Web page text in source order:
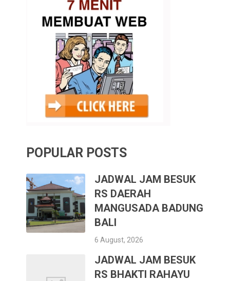
POPULAR POSTS
JADWAL JAM BESUK
RS DAERAH
MANGUSADA BADUNG
BALI
6 August, 2026
JADWAL JAM BESUK
RS BHAKTI RAHAYU